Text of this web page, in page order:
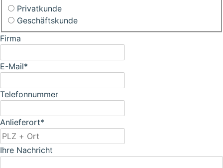
Privatkunde
Geschäftskunde
Firma
E-Mail*
Telefonnummer
Anlieferort*
Ihre Nachricht